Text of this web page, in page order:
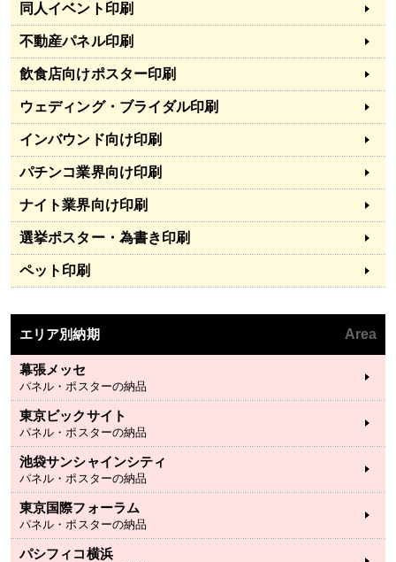
同人イベント印刷
不動産パネル印刷
飲食店向けポスター印刷
ウェディング・ブライダル印刷
インバウンド向け印刷
パチンコ業界向け印刷
ナイト業界向け印刷
選挙ポスター・為書き印刷
ペット印刷
エリア別納期 Area
幕張メッセ
パネル・ポスターの納品
東京ビックサイト
パネル・ポスターの納品
池袋サンシャインシティ
パネル・ポスターの納品
東京国際フォーラム
パネル・ポスターの納品
パシフィコ横浜